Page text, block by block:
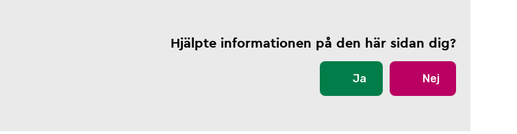
Hjälpte informationen på den här sidan dig?
Ja Nej